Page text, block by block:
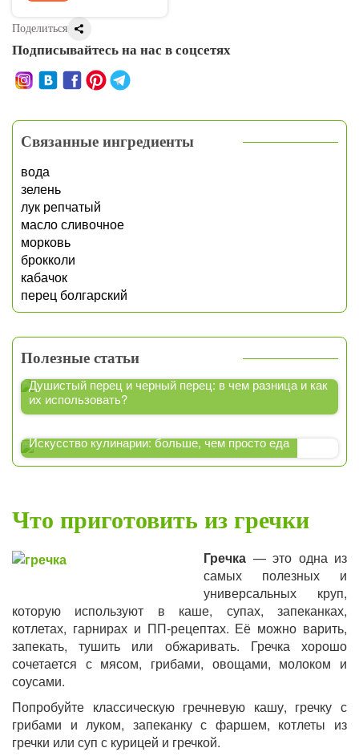
Поделиться
Подписывайтесь на нас в соцсетях
Связанные ингредиенты
вода
зелень
лук репчатый
масло сливочное
морковь
брокколи
кабачок
перец болгарский
Полезные статьи
Душистый перец и черный перец: в чем разница и как
их использовать?
Искусство кулинарии: больше, чем просто еда
Что приготовить из гречки
Гречка — это одна из
самых полезных и
универсальных круп,
которую используют в каше, супах, запеканках,
котлетах, гарнирах и ПП-рецептах. Её можно варить,
запекать, тушить или обжаривать. Гречка хорошо
сочетается с мясом, грибами, овощами, молоком и
соусами.
Попробуйте классическую гречневую кашу, гречку с
грибами и луком, запеканку с фаршем, котлеты из
гречки или суп с курицей и гречкой.